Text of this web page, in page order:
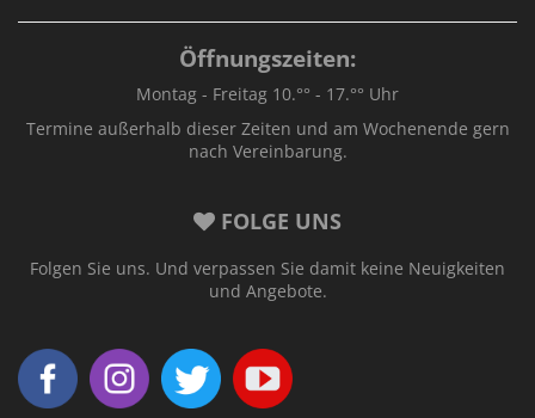
Öffnungszeiten:
Montag - Freitag 10.°° - 17.°° Uhr
Termine außerhalb dieser Zeiten und am Wochenende gern
nach Vereinbarung.
FOLGE UNS
Folgen Sie uns. Und verpassen Sie damit keine Neuigkeiten
und Angebote.